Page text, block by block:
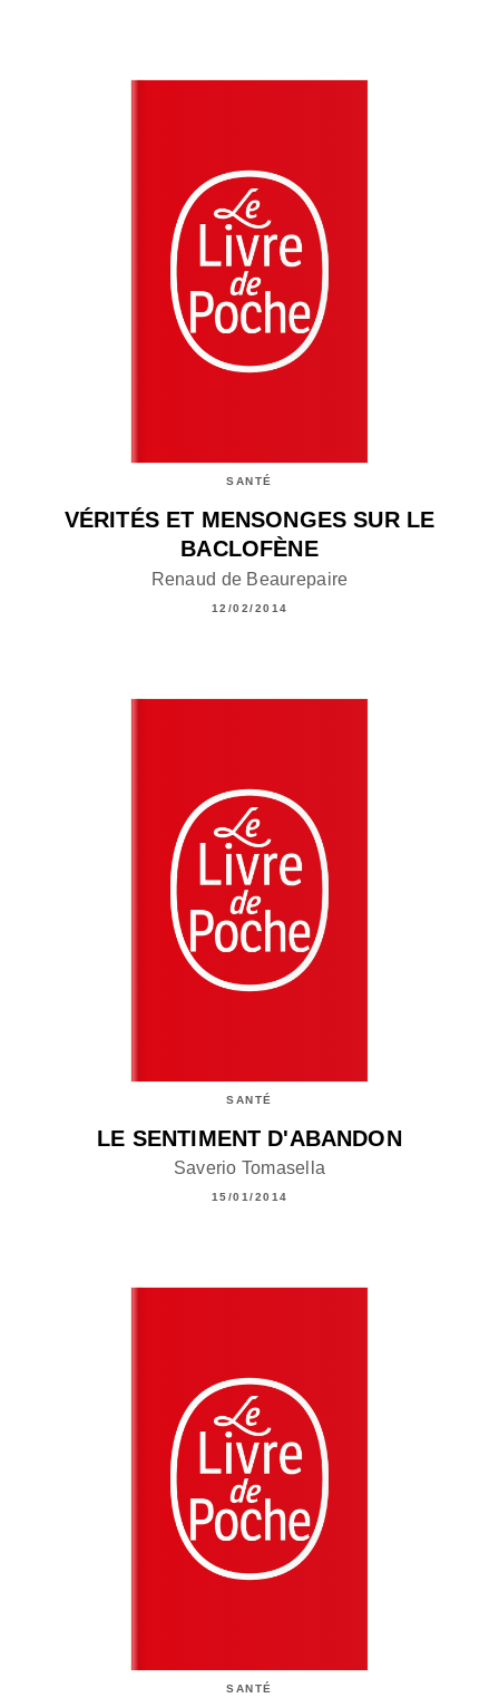
SANTÉ
VÉRITÉS ET MENSONGES SUR LE
BACLOFÈNE
Renaud de Beaurepaire
12/02/2014
SANTÉ
LE SENTIMENT D'ABANDON
Saverio Tomasella
15/01/2014
SANTÉ